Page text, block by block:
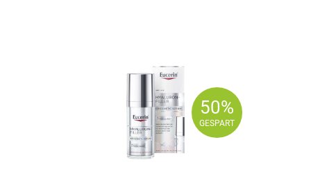
50%
GESPART
50%
GESPART